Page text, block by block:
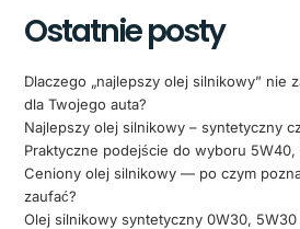
Ostatnie posty
Dlaczego „najlepszy olej silnikowy” nie
dla Twojego auta?
Najlepszy olej silnikowy – syntetyczny
Praktyczne podejście do wyboru 5W40,
Ceniony olej silnikowy — po czym
zaufać?
Olej silnikowy syntetyczny 0W30,